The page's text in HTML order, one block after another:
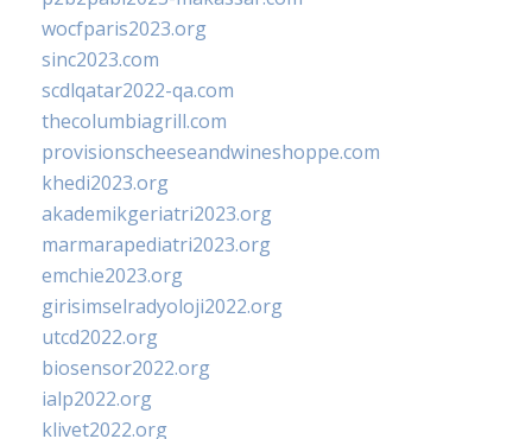
wocfparis2023.org
sinc2023.com
scdlqatar2022-qa.com
thecolumbiagrill.com
provisionscheeseandwineshoppe.com
khedi2023.org
akademikgeriatri2023.org
marmarapediatri2023.org
emchie2023.org
girisimselradyoloji2022.org
utcd2022.org
biosensor2022.org
ialp2022.org
klivet2022.org